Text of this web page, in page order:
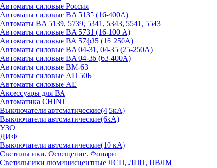
Автоматы силовые Россия
Автоматы силовые BA 5135 (16-400А)
Автоматы BA 5139, 5739, 5341, 5343, 5541, 5543
Автоматы силовые BA 5731 (16-100 А)
Автоматы силовые ВА 57ф35 (16-250А)
Автоматы силовые BA 04-31, 04-35 (25-250А)
Автоматы силовые BA 04-36 (63-400А)
Автоматы силовые ВМ-63
Автоматы силовые АП 50Б
Автоматы силовые АЕ
Аксессуары для ВА
Автоматика CHINT
Выключатели автоматические(4,5кА)
Выключатели автоматические(6кА)
УЗО
ДИФ
Выключатели автоматические(10 кА)
Светильники. Освещение. Фонари
Светильники люминисцентные ЛСП, ЛПП, ПВЛМ